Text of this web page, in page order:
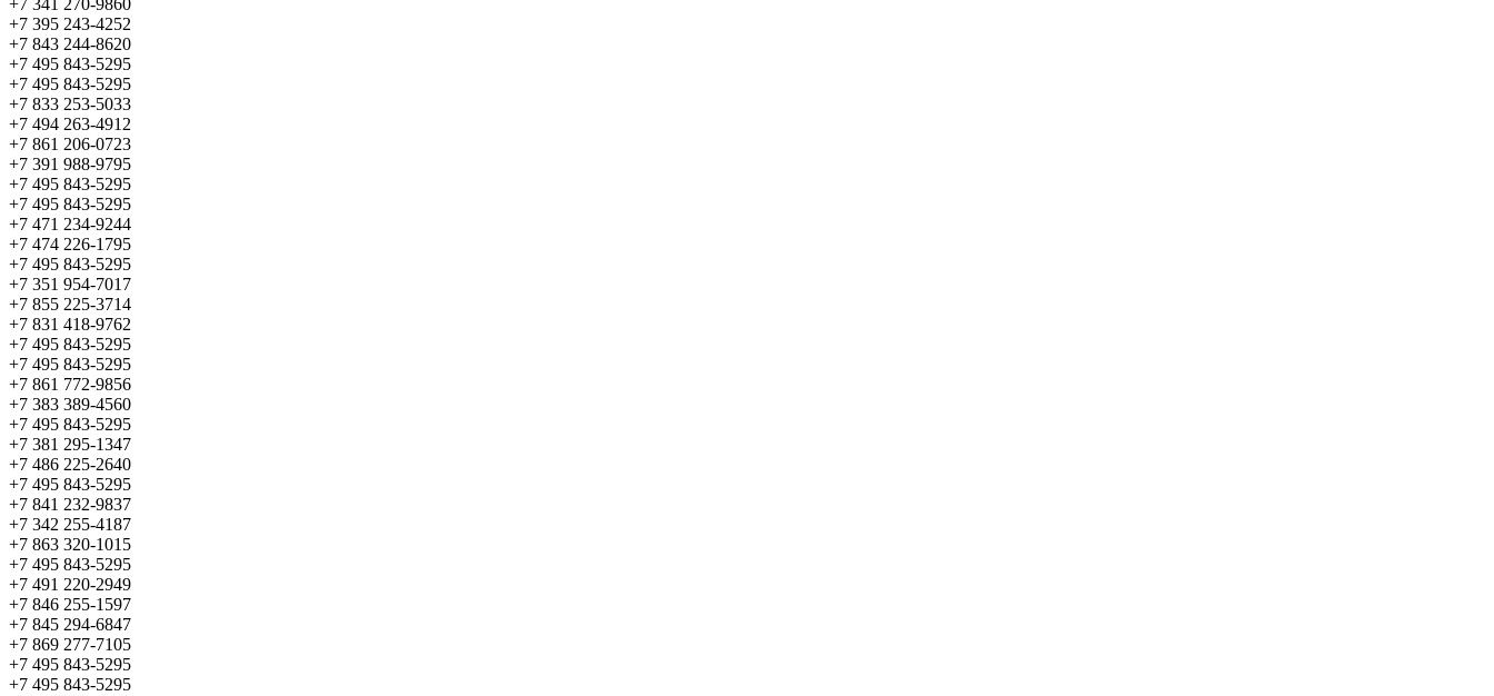
+7 341 270-9860
+7 395 243-4252
+7 843 244-8620
+7 495 843-5295
+7 495 843-5295
+7 833 253-5033
+7 494 263-4912
+7 861 206-0723
+7 391 988-9795
+7 495 843-5295
+7 495 843-5295
+7 471 234-9244
+7 474 226-1795
+7 495 843-5295
+7 351 954-7017
+7 855 225-3714
+7 831 418-9762
+7 495 843-5295
+7 495 843-5295
+7 861 772-9856
+7 383 389-4560
+7 495 843-5295
+7 381 295-1347
+7 486 225-2640
+7 495 843-5295
+7 841 232-9837
+7 342 255-4187
+7 863 320-1015
+7 495 843-5295
+7 491 220-2949
+7 846 255-1597
+7 845 294-6847
+7 869 277-7105
+7 495 843-5295
+7 495 843-5295